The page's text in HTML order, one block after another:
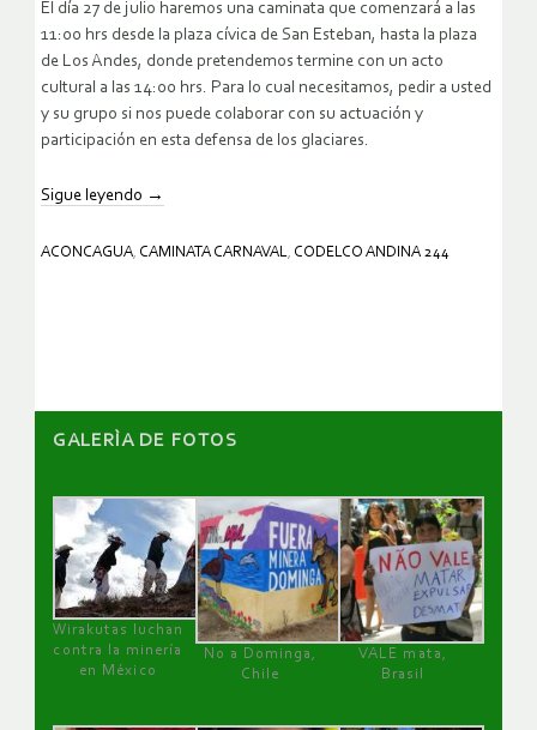
El día 27 de julio haremos una caminata que comenzará a las
11:00 hrs desde la plaza cívica de San Esteban, hasta la plaza
de Los Andes, donde pretendemos termine con un acto
cultural a las 14:00 hrs. Para lo cual necesitamos, pedir a usted
y su grupo si nos puede colaborar con su actuación y
participación en esta defensa de los glaciares.
Sigue leyendo →
ACONCAGUA, CAMINATA CARNAVAL, CODELCO ANDINA 244
GALERÌA DE FOTOS
Wirakutas luchan
contra la minería
en México
No a Dominga,
Chile
VALE mata,
Brasil